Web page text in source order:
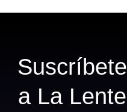
Suscríbete
a La Lente